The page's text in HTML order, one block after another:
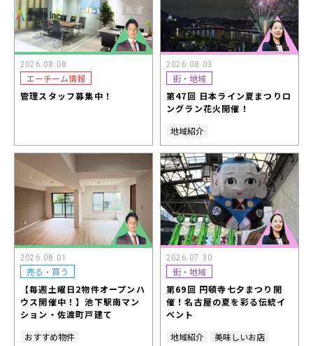
2026.08.08
エーチーム情報
管理スタッフ募集中！
2026.08.03
街・地域
第47回 日本ライン夏まつりロ
ングラン花火開催！
地域紹介
2026.08.01
売る・買う
【毎週土曜日2物件オープンハ
ウス開催中！】池下駅南マン
ション・佐渡町戸建て
おすすめ物件
2026.07.30
街・地域
第69回 円頓寺七夕まつり開
催！名古屋の夏を彩る伝統イ
ベント
地域紹介
美味しいお店